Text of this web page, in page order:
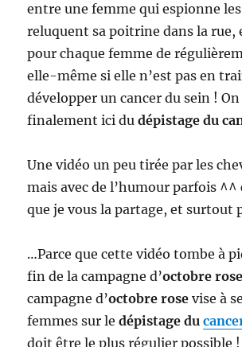
entre une femme qui espionne
reluquent sa poitrine dans la rue,
pour chaque femme de
elle-même si elle n’est pas en
développer un cancer du sein !
finalement ici dudépistage du
Une vidéo un peu tirée par les
mais avec de l’humour parfois ^^
que je vous la partage, et surtout
…Parce que cette vidéo tombe à
fin de la campagne d’octobre rose
campagne d’octobre rose vise à
femmes sur ledépistage du
doit être le plus régulier possible !